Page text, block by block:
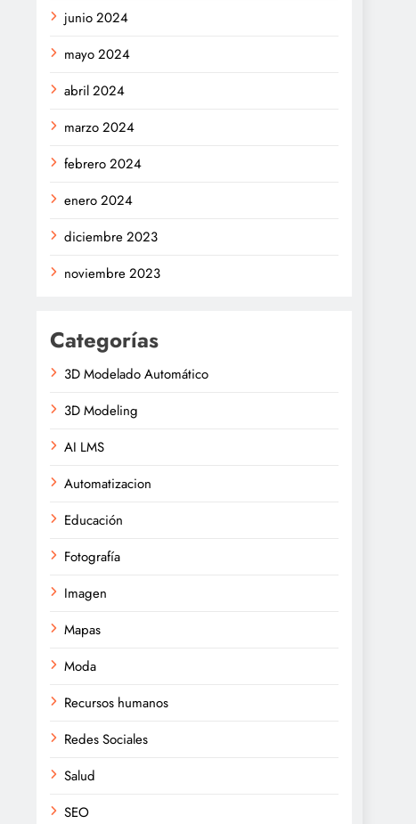
junio 2024
mayo 2024
abril 2024
marzo 2024
febrero 2024
enero 2024
diciembre 2023
noviembre 2023
Categorías
3D Modelado Automático
3D Modeling
AI LMS
Automatizacion
Educación
Fotografía
Imagen
Mapas
Moda
Recursos humanos
Redes Sociales
Salud
SEO